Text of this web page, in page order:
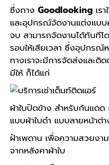
ซึ่งทาง Goodlooking เร
และอุปกรณ์จัดงานแต่งแบบ
จบ สามารถจัดงานได้ทันที
รอบให้เสียเวลา ซึ่งอุปกรณ์
ทางเราจะมีการจัดส่งและติ
มีให้ ก็ได้แก่
ผ้าใบปิดข้าง สำหรับกันแด
แบบผ้าใบดำ แบบลายหน้าต่า
ฝ้าเพดาน เพื่อความสวยงา
จากหลังคาผ้าใบ